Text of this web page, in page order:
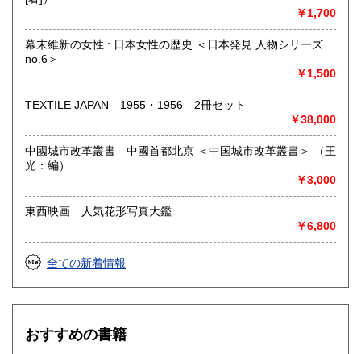
￥1,700
幕末維新の女性 : 日本女性の歴史 ＜日本発見 人物シリーズ
no.6＞
￥1,500
TEXTILE JAPAN 1955・1956 2冊セット
￥38,000
中國城市改革叢書 中國首都北京 ＜中国城市改革叢書＞ （王
光：編）
￥3,000
東西映画 人気花形写真大鑑
￥6,800
全ての新着情報
おすすめの書籍